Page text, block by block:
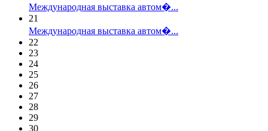
Международная выставка автом�...
21
Международная выставка автом�...
22
23
24
25
26
27
28
29
30